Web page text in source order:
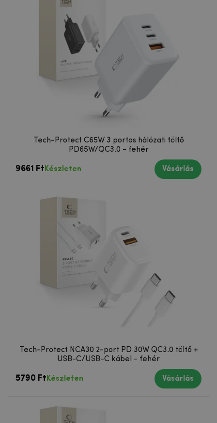
Tech-Protect C65W 3 portos hálózati töltő
PD65W/QC3.0 - fehér
9661 Ft Készleten Vásárlás
Tech-Protect NCA30 2-port PD 30W QC3.0 töltő +
USB-C/USB-C kábel - fehér
5790 Ft Készleten Vásárlás